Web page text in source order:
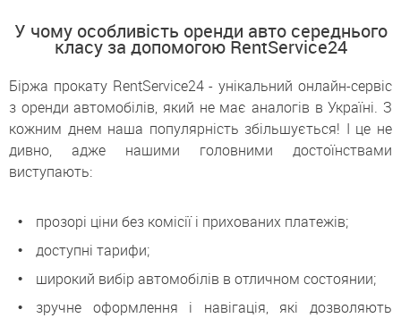
У чому особливість оренди авто середнього
класу за допомогою RentService24
Біржа прокату RentService24 - унікальний онлайн-сервіс
з оренди автомобілів, який не має аналогів в Україні. З
кожним днем ​​наша популярність збільшується! І це не
дивно, адже нашими головними достоїнствами
виступають:
прозорі ціни без комісії і прихованих платежів;
доступні тарифи;
широкий вибір автомобілів в отличном состоянии;
зручне оформлення і навігація, які дозволяють